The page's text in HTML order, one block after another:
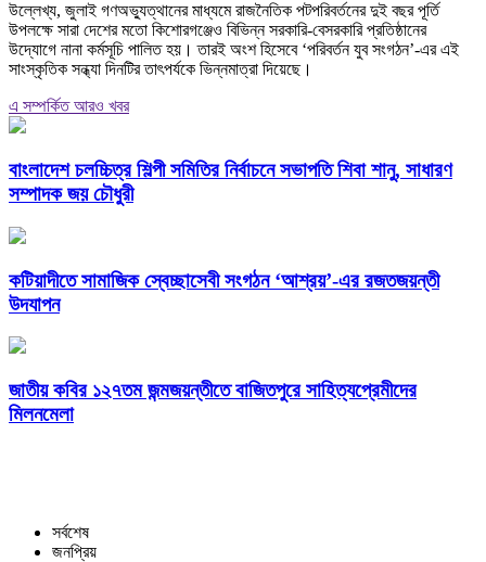
উল্লেখ্য, জুলাই গণঅভ্যুত্থানের মাধ্যমে রাজনৈতিক পটপরিবর্তনের দুই বছর পূর্তি
উপলক্ষে সারা দেশের মতো কিশোরগঞ্জেও বিভিন্ন সরকারি-বেসরকারি প্রতিষ্ঠানের
উদ্যোগে নানা কর্মসূচি পালিত হয়। তারই অংশ হিসেবে ‘পরিবর্তন যুব সংগঠন’-এর এই
সাংস্কৃতিক সন্ধ্যা দিনটির তাৎপর্যকে ভিন্নমাত্রা দিয়েছে।
এ সম্পর্কিত আরও খবর
বাংলাদেশ চলচ্চিত্র শিল্পী সমিতির নির্বাচনে সভাপতি শিবা শানু, সাধারণ
সম্পাদক জয় চৌধুরী
কটিয়াদীতে সামাজিক স্বেচ্ছাসেবী সংগঠন ‘আশ্রয়’-এর রজতজয়ন্তী
উদযাপন
জাতীয় কবির ১২৭তম জন্মজয়ন্তীতে বাজিতপুরে সাহিত্যপ্রেমীদের
মিলনমেলা
সর্বশেষ
জনপ্রিয়